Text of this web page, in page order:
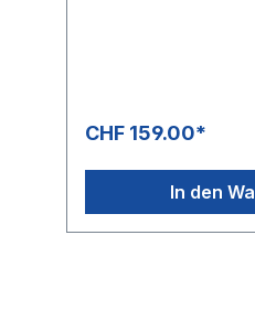
CHF 159.00*
In den